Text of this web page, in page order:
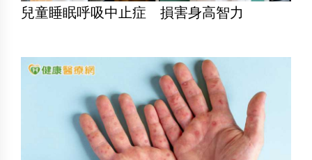
兒童睡眠呼吸中止症 損害身高智力